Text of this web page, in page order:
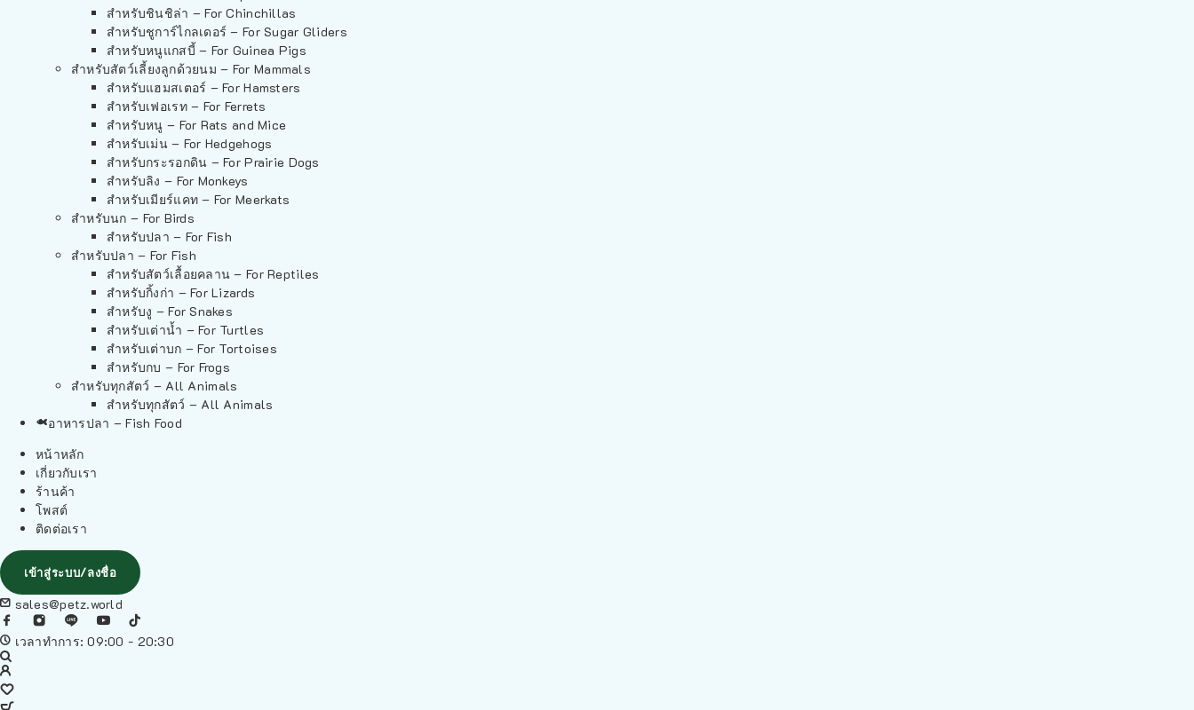
สำหรับชินชิล่า – For Chinchillas
สำหรับชูการ์ไกลเดอร์ – For Sugar Gliders
สำหรับหนูแกสบี้ – For Guinea Pigs
สำหรับสัตว์เลี้ยงลูกด้วยนม – For Mammals
สำหรับแฮมสเตอร์ – For Hamsters
สำหรับเฟอเรท – For Ferrets
สำหรับหนู – For Rats and Mice
สำหรับเม่น – For Hedgehogs
สำหรับกระรอกดิน – For Prairie Dogs
สำหรับลิง – For Monkeys
สำหรับเมียร์แคท – For Meerkats
สำหรับนก – For Birds
สำหรับปลา – For Fish
สำหรับปลา – For Fish
สำหรับสัตว์เลื้อยคลาน – For Reptiles
สำหรับกิ้งก่า – For Lizards
สำหรับงู – For Snakes
สำหรับเต่าน้ำ – For Turtles
สำหรับเต่าบก – For Tortoises
สำหรับกบ – For Frogs
สำหรับทุกสัตว์ – All Animals
สำหรับทุกสัตว์ – All Animals
อาหารปลา – Fish Food
หน้าหลัก
เกี่ยวกับเรา
ร้านค้า
โพสต์
ติดต่อเรา
เข้าสู่ระบบ/ลงชื่อ
sales@petz.world
เวลาทำการ: 09:00 - 20:30